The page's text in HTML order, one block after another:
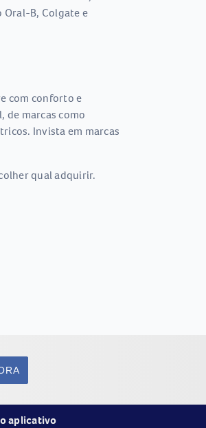
Oral-B, Colgate e
com conforto e
marcas como
Invista em marcas
qual adquirir.
aplicativo